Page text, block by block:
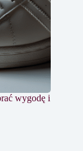
wygodę i